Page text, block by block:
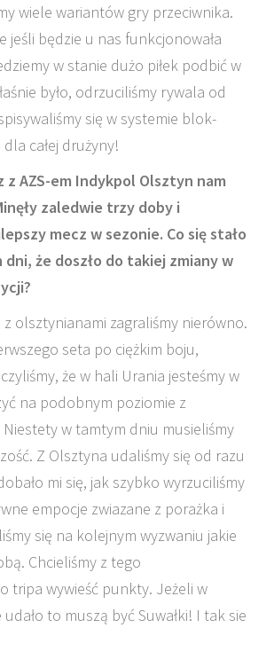
wiele wariantów gry przeciwnika.
jeśli będzie u nas funkcjonowała
w stanie dużo piłek podbić w
było, odrzuciliśmy rywala od
się w systemie blok-
całej drużyny!
z AZS-em Indykpol Olsztyn nam
zaledwie trzy doby i
mecz w sezonie. Co się stało
że doszło do takiej zmiany w
z olsztynianami zagraliśmy nierówno.
seta po ciężkim boju,
że w hali Urania jesteśmy w
na podobnym poziomie z
w tamtym dniu musieliśmy
Z Olsztyna udaliśmy się od razu
mi się, jak szybko wyrzuciliśmy
empocje zwiazane z porażka i
się na kolejnym wyzwaniu jakie
Chcieliśmy z tego
tripa wywieść punkty. Jeżeli w
to muszą być Suwałki! I tak sie